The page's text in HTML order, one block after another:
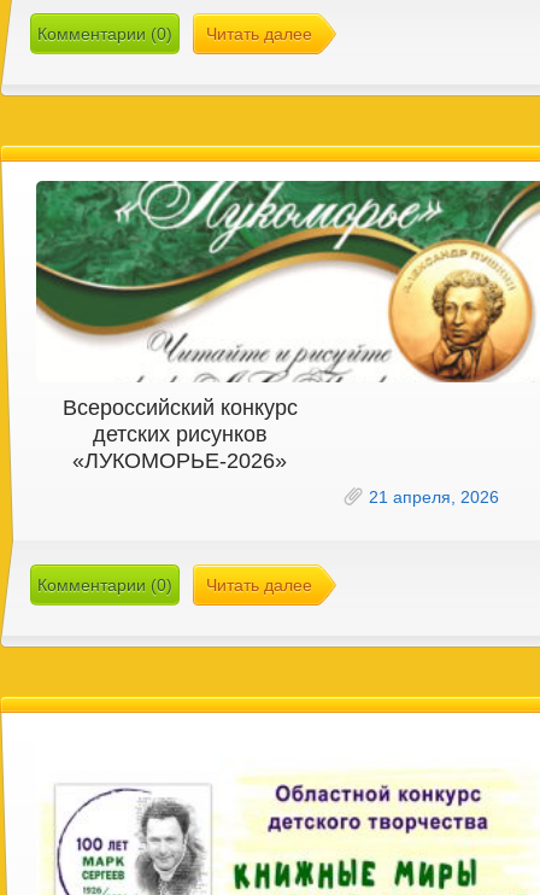
Комментарии (0) Читать далее
Всероссийский конкурс
детских рисунков
«ЛУКОМОРЬЕ-2026»
21 апреля, 2026
Комментарии (0) Читать далее